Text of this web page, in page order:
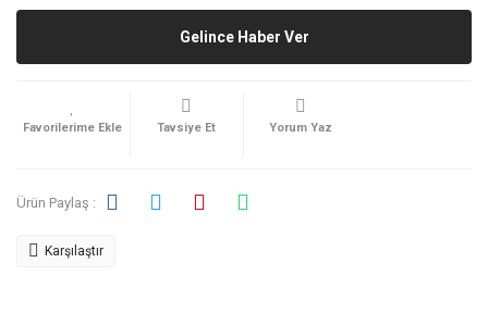
Gelince Haber Ver
Tavsiye Et Yorum Yaz
Ürün Paylaş :
Karşılaştır